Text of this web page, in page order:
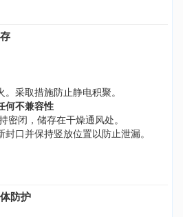
采取措施防止静电积聚。
何不兼容性
密闭，储存在干燥通风处。
口并保持竖放位置以防止泄漏。
防护